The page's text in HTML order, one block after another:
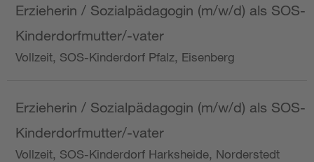
Erzieherin / Sozialpädagogin (m/w/d) als SOS-
Kinderdorfmutter/-vater
Vollzeit, SOS-Kinderdorf Pfalz, Eisenberg
Erzieherin / Sozialpädagogin (m/w/d) als SOS-
Kinderdorfmutter/-vater
Vollzeit, SOS-Kinderdorf Harksheide, Norderstedt